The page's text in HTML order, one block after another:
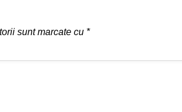
sunt marcate cu *